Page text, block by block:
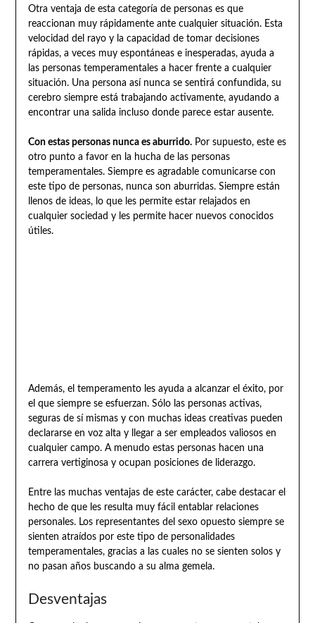
Otra ventaja de esta categoría de personas es que
reaccionan muy rápidamente ante cualquier situación. Esta
velocidad del rayo y la capacidad de tomar decisiones
rápidas, a veces muy espontáneas e inesperadas, ayuda a
las personas temperamentales a hacer frente a cualquier
situación. Una persona así nunca se sentirá confundida, su
cerebro siempre está trabajando activamente, ayudando a
encontrar una salida incluso donde parece estar ausente.
Con estas personas nunca es aburrido.Por supuesto, este es
otro punto a favor en la hucha de las personas
temperamentales. Siempre es agradable comunicarse con
este tipo de personas, nunca son aburridas. Siempre están
llenos de ideas, lo que les permite estar relajados en
cualquier sociedad y les permite hacer nuevos conocidos
útiles.
Además, el temperamento les ayuda a alcanzar el éxito, por
el que siempre se esfuerzan. Sólo las personas activas,
seguras de sí mismas y con muchas ideas creativas pueden
declararse en voz alta y llegar a ser empleados valiosos en
cualquier campo. A menudo estas personas hacen una
carrera vertiginosa y ocupan posiciones de liderazgo.
Entre las muchas ventajas de este carácter, cabe destacar el
hecho de que les resulta muy fácil entablar relaciones
personales. Los representantes del sexo opuesto siempre se
sienten atraídos por este tipo de personalidades
temperamentales, gracias a las cuales no se sienten solos y
no pasan años buscando a su alma gemela.
Desventajas